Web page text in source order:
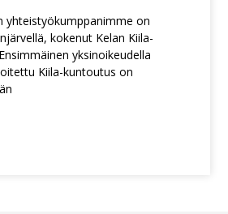
yhteistyökumppanimme on
kokenut Kelan Kiila-
yksinoikeudella
Kiila-kuntoutus on